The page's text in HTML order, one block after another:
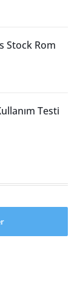
Stock Rom
Testi